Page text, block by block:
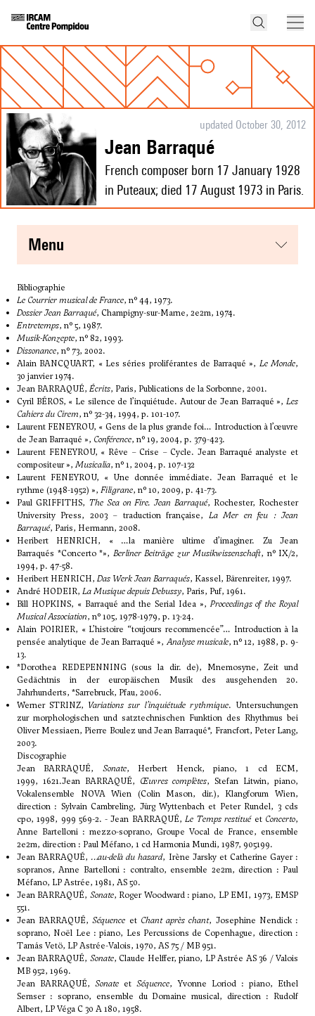
updated October 30, 2012
Jean Barraqué
French composer born 17 January 1928
in Puteaux; died 17 August 1973 in Paris.
menu
Bibliographie
Le Courrier musical de France, n° 44, 1973.
Dossier Jean Barraqué, Champigny-sur-Marne, 2e2m, 1974.
Entretemps, n° 5, 1987.
Musik-Konzepte, n° 82, 1993.
Dissonance, n° 73, 2002.
Alain BANCQUART, « Les séries proliférantes de Barraqué », Le Monde,
30 janvier 1974.
Jean BARRAQUÉ, Écrits, Paris, Publications de la Sorbonne, 2001.
Cyril BÉROS, « Le silence de l’inquiétude. Autour de Jean Barraqué », Les
Cahiers du Cirem, n° 32-34, 1994, p. 101-107.
Laurent FENEYROU, « Gens de la plus grande foi… Introduction à l’œuvre
de Jean Barraqué », Conférence, n° 19, 2004, p. 379-423.
Laurent FENEYROU, « Rêve – Crise – Cycle. Jean Barraqué analyste et
compositeur », Musicalia, n° 1, 2004, p. 107-132
Laurent FENEYROU, « Une donnée immédiate. Jean Barraqué et le
rythme (1948-1952) », Filigrane, n° 10, 2009, p. 41-73.
Paul GRIFFITHS, The Sea on Fire. Jean Barraqué, Rochester, Rochester
University Press, 2003 – traduction française, La Mer en feu : Jean
Barraqué, Paris, Hermann, 2008.
Heribert HENRICH, « …la manière ultime d’imaginer. Zu Jean
Barraqués *Concerto *», Berliner Beiträge zur Musikwissenschaft, n° IX/2,
1994, p. 47-58.
Heribert HENRICH, Das Werk Jean Barraqués, Kassel, Bärenreiter, 1997.
André HODEIR, La Musique depuis Debussy, Paris, Puf, 1961.
Bill HOPKINS, « Barraqué and the Serial Idea »,Proceedings of the Royal
Musical Association, n° 105, 1978-1979, p. 13-24.
Alain POIRIER, « L’histoire “toujours recommencée”… Introduction à la
pensée analytique de Jean Barraqué »,Analyse musicale, n° 12, 1988, p. 9-
13.
*Dorothea REDEPENNING (sous la dir. de), Mnemosyne, Zeit und
Gedächtnis in der europäischen Musik des ausgehenden 20.
Jahrhunderts, *Sarrebruck, Pfau, 2006.
Werner STRINZ, Variations sur l’inquiétude rythmique. Untersuchungen
zur morphologischen und satztechnischen Funktion des Rhythmus bei
Oliver Messiaen, Pierre Boulez und Jean Barraqué*, Francfort, Peter Lang,
2003.
Discographie
Jean BARRAQUÉ, Sonate, Herbert Henck, piano, 1 cd ECM,
1999, 1621.Jean BARRAQUÉ, Œuvres complètes, Stefan Litwin, piano,
Vokalensemble NOVA Wien (Colin Mason, dir.), Klangforum Wien,
direction : Sylvain Cambreling, Jürg Wyttenbach et Peter Rundel, 3 cds
cpo, 1998, 999 569-2. - Jean BARRAQUÉ, Le Temps restituéet Concerto,
Anne Bartelloni : mezzo-soprano, Groupe Vocal de France, ensemble
2e2m, direction : Paul Méfano, 1 cd Harmonia Mundi, 1987, 905199.
Jean BARRAQUÉ, …au-delà du hasard, Irène Jarsky et Catherine Gayer :
sopranos, Anne Bartelloni : contralto, ensemble 2e2m, direction : Paul
Méfano, LP Astrée, 1981, AS 50.
Jean BARRAQUÉ, Sonate, Roger Woodward : piano, LP EMI, 1973, EMSP
551.
Jean BARRAQUÉ,Séquence et Chant après chant, Josephine Nendick :
soprano, Noël Lee : piano, Les Percussions de Copenhague, direction :
Tamás Vetö, LP Astrée-Valois, 1970, AS 75 / MB 951.
Jean BARRAQUÉ, Sonate, Claude Helffer, piano, LP Astrée AS 36 / Valois
MB 952, 1969.
Jean BARRAQUÉ,Sonate etSéquence, Yvonne Loriod : piano, Ethel
Semser : soprano, ensemble du Domaine musical, direction : Rudolf
Albert, LP Véga C 30 A 180, 1958.